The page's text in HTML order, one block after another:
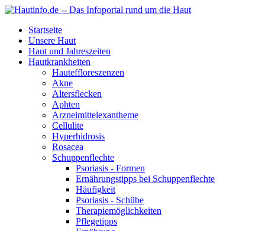
Startseite
Unsere Haut
Haut und Jahreszeiten
Hautkrankheiten
Hauteffloreszenzen
Akne
Altersflecken
Aphten
Arzneimittelexantheme
Cellulite
Hyperhidrosis
Rosacea
Schuppenflechte
Psoriasis - Formen
Ernährungstipps bei Schuppenflechte
Häufigkeit
Psoriasis - Schübe
Therapiemöglichkeiten
Pflegetipps